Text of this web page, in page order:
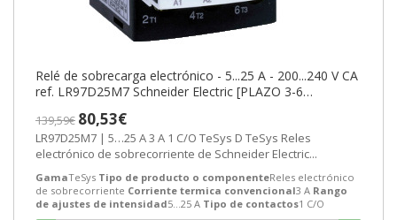
Relé de sobrecarga electrónico - 5...25 A - 200...240 V CA
ref. LR97D25M7 Schneider Electric [PLAZO 3-6
139,59€ 80,53€
LR97D25M7 | 5…25 A 3 A 1 C/O TeSys D TeSys Reles
electrónico de sobrecorriente de Schneider Electric...
GamaTeSys Tipo de producto o componenteReles electrónico
de sobrecorriente Corriente termica convencional3 A Rango
de ajustes de intensidad5…25 A Tipo de contactos1 C/O